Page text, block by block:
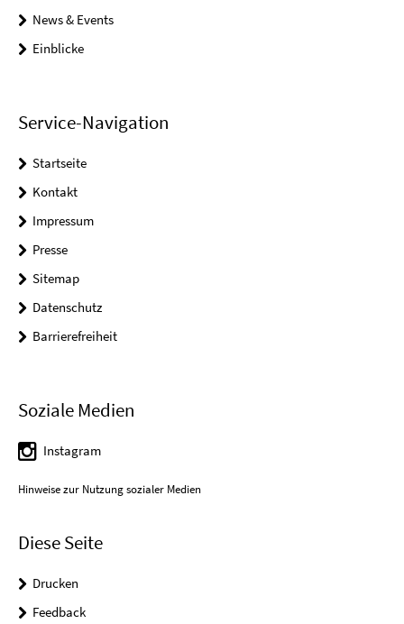
News & Events
Einblicke
Service-Navigation
Startseite
Kontakt
Impressum
Presse
Sitemap
Datenschutz
Barrierefreiheit
Soziale Medien
Instagram
Hinweise zur Nutzung sozialer Medien
Diese Seite
Drucken
Feedback